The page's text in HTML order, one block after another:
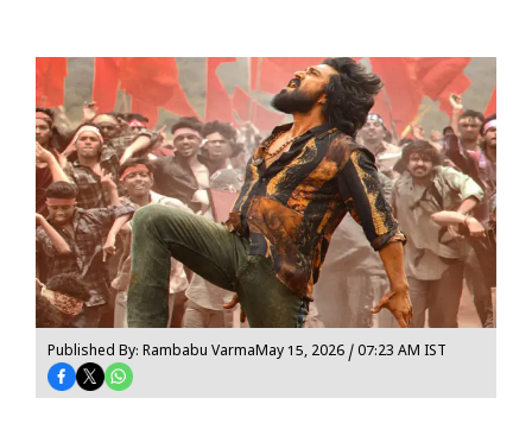
Published By: Rambabu VarmaMay 15, 2026 / 07:23 AM IST